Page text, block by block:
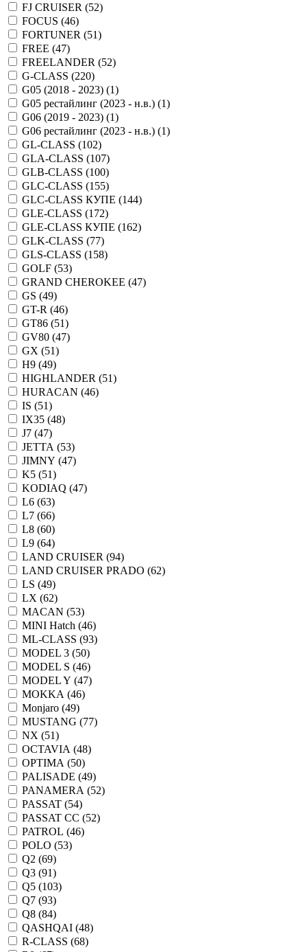
FJ CRUISER (52)
FOCUS (46)
FORTUNER (51)
FREE (47)
FREELANDER (52)
G-CLASS (220)
G05 (2018 - 2023) (1)
G05 рестайлинг (2023 - н.в.) (1)
G06 (2019 - 2023) (1)
G06 рестайлинг (2023 - н.в.) (1)
GL-CLASS (102)
GLA-CLASS (107)
GLB-CLASS (100)
GLC-CLASS (155)
GLC-CLASS КУПЕ (144)
GLE-CLASS (172)
GLE-CLASS КУПЕ (162)
GLK-CLASS (77)
GLS-CLASS (158)
GOLF (53)
GRAND CHEROKEE (47)
GS (49)
GT-R (46)
GT86 (51)
GV80 (47)
GX (51)
H9 (49)
HIGHLANDER (51)
HURACAN (46)
IS (51)
IX35 (48)
J7 (47)
JETTA (53)
JIMNY (47)
K5 (51)
KODIAQ (47)
L6 (63)
L7 (66)
L8 (60)
L9 (64)
LAND CRUISER (94)
LAND CRUISER PRADO (62)
LS (49)
LX (62)
MACAN (53)
MINI Hatch (46)
ML-CLASS (93)
MODEL 3 (50)
MODEL S (46)
MODEL Y (47)
MOKKA (46)
Monjaro (49)
MUSTANG (77)
NX (51)
OCTAVIA (48)
OPTIMA (50)
PALISADE (49)
PANAMERA (52)
PASSAT (54)
PASSAT CC (52)
PATROL (46)
POLO (53)
Q2 (69)
Q3 (91)
Q5 (103)
Q7 (93)
Q8 (84)
QASHQAI (48)
R-CLASS (68)